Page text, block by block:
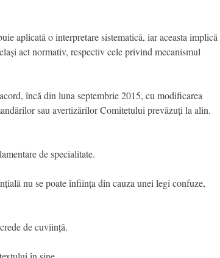
aplicată o interpretare sistematică, iar aceasta implică
act normativ, respectiv cele privind mecanismul
încă din luna septembrie 2015, cu modificarea
sau avertizărilor Comitetului prevăzuți la alin.
de specialitate.
nu se poate înființa din cauza unei legi confuze,
de cuviință.